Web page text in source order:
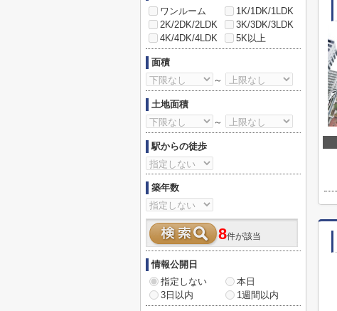
ワンルーム
1K/1DK/1LDK
2K/2DK/2LDK
3K/3DK/3LDK
4K/4DK/4LDK
5K以上
面積
～
土地面積
～
駅からの徒歩
築年数
8件が該当
情報公開日
指定しない
本日
3日以内
1週間以内